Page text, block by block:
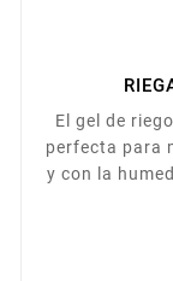
El gel de
perfecta para
y con la
que estés de